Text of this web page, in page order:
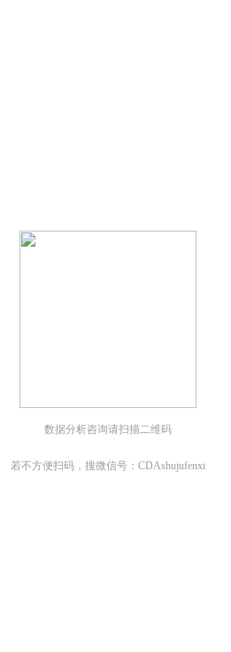
数据分析咨询请扫描二维码
若不方便扫码，搜微信号：CDAshujufenxi